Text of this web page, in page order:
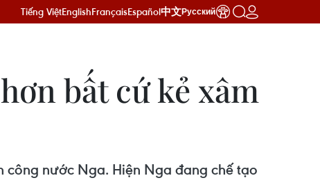
Tiếng ViệtEnglishFrançaisEspañol中文Русский
bất cứ kẻ xâm
công nước Nga. Hiện Nga đang chế tạo